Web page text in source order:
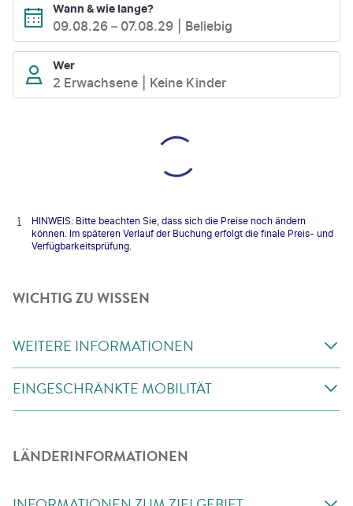
Wann & wie lange?
09.08.26 – 07.08.29 Beliebig
Wer
2 Erwachsene Keine Kinder
HINWEIS: Bitte beachten Sie, dass sich die Preise noch ändern
können. Im späteren Verlauf der Buchung erfolgt die finale Preis- und
Verfügbarkeitsprüfung.
WICHTIG ZU WISSEN
WEITERE INFORMATIONEN
EINGESCHRÄNKTE MOBILITÄT
LÄNDERINFORMATIONEN